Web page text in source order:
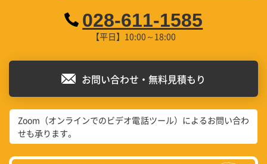
028-611-1585
【平日】10:00～18:00
お問い合わせ・無料見積もり
Zoom（オンラインでのビデオ電話ツール）によるお問い合わ
せも承ります。